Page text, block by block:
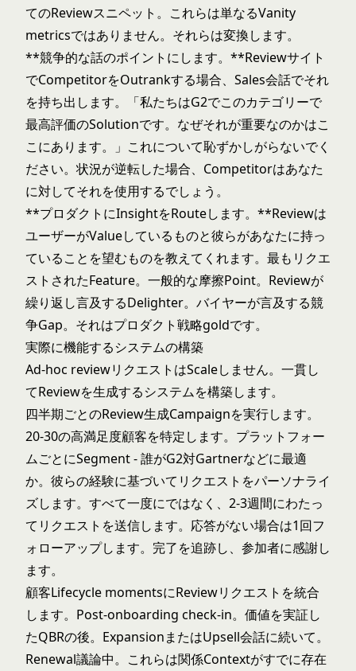
てのReviewスニペット。これらは単なるVanity
metricsではありません。それらは変換します。
**競争的な話のポイントにします。**Reviewサイト
でCompetitorをOutrankする場合、Sales会話でそれ
を持ち出します。「私たちはG2でこのカテゴリーで
最高評価のSolutionです。なぜそれが重要なのかはこ
こにあります。」これについて恥ずかしがらないでく
ださい。状況が逆転した場合、Competitorはあなた
に対してそれを使用するでしょう。
**プロダクトにInsightをRouteします。**Reviewは
ユーザーがValueしているものと彼らがあなたに持っ
ていることを望むものを教えてくれます。最もリクエ
ストされたFeature。一般的な摩擦Point。Reviewが
繰り返し言及するDelighter。バイヤーが言及する競
争Gap。それはプロダクト戦略goldです。
実際に機能するシステムの構築
Ad-hoc reviewリクエストはScaleしません。一貫し
てReviewを生成するシステムを構築します。
四半期ごとのReview生成Campaignを実行します。
20-30の高満足度顧客を特定します。プラットフォー
ムごとにSegment - 誰がG2対Gartnerなどに最適
か。彼らの経験に基づいてリクエストをパーソナライ
ズします。すべて一度にではなく、2-3週間にわたっ
てリクエストを送信します。応答がない場合は1回フ
ォローアップします。完了を追跡し、参加者に感謝し
ます。
顧客Lifecycle momentsにReviewリクエストを統合
します。Post-onboarding check-in。価値を実証し
たQBRの後。ExpansionまたはUpsell会話に続いて。
Renewal議論中。これらは関係Contextがすでに存在